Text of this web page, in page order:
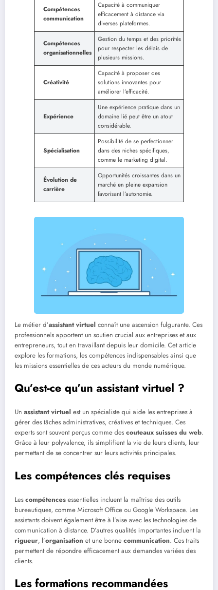
Compétences
communication
Capacité à communiquer
efficacement à distance via
diverses plateformes.
Compétences
organisationnelles
Gestion du temps et des priorités
pour respecter les délais de
plusieurs missions.
Créativité
Capacité à proposer des
solutions innovantes pour
améliorer l’efficacité.
Expérience
Une expérience pratique dans un
domaine lié peut être un atout
considérable.
Spécialisation
Possibilité de se perfectionner
dans des niches spécifiques,
comme le marketing digital.
Évolution de
carrière
Opportunités croissantes dans un
marché en pleine expansion
favorisant l’autonomie.
Le métier d’assistant virtuel connaît une ascension fulgurante. Ces
professionnels apportent un soutien crucial aux entreprises et aux
entrepreneurs, tout en travaillant depuis leur domicile. Cet article
explore les formations, les compétences indispensables ainsi que
les missions essentielles de ces acteurs du monde numérique.
Qu’est-ce qu’un assistant virtuel ?
Un assistant virtuel est un spécialiste qui aide les entreprises à
gérer des tâches administratives, créatives et techniques. Ces
experts sont souvent perçus comme des couteaux suisses du web.
Grâce à leur polyvalence, ils simplifient la vie de leurs clients, leur
permettant de se concentrer sur leurs activités principales.
Les compétences clés requises
Les compétences essentielles incluent la maîtrise des outils
bureautiques, comme Microsoft Office ou Google Workspace. Les
assistants doivent également être à l’aise avec les technologies de
communication à distance. D’autres qualités importantes incluent la
rigueur, l’organisation et une bonne communication. Ces traits
permettent de répondre efficacement aux demandes variées des
clients.
Les formations recommandées